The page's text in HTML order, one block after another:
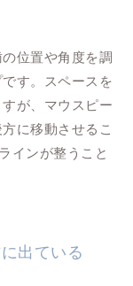
位置や角度を調
す。スペースを
が、マウスピー
に移動させるこ
インが整うこと
出ている